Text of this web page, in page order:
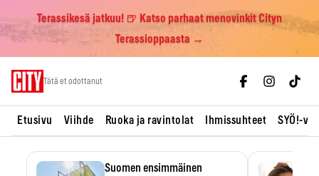
Terassikesä jatkuu! 🍺 Katso parhaat menovinkit Cityn
Terassioppaasta →
Tätä et odottanut
Etusivu Viihde Ruoka ja ravintolat Ihmissuhteet SYÖ!-
Suomen ensimmäinen